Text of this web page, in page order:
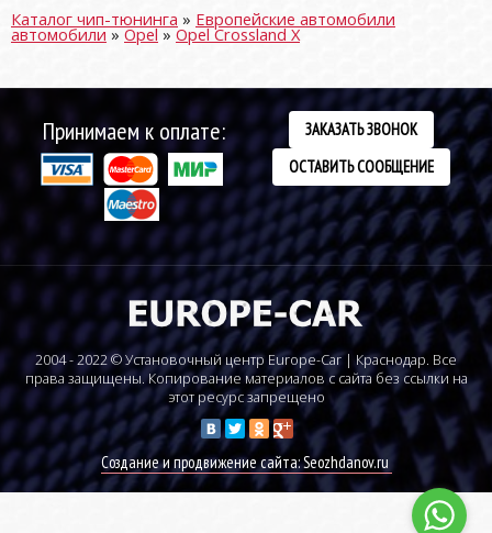
Каталог чип-тюнинга » Европейские автомобили
автомобили»Opel»Opel Crossland X
Принимаем к оплате:
ЗАКАЗАТЬ ЗВОНОК
ОСТАВИТЬ СООБЩЕНИЕ
2004 - 2022 © Установочный центр Europe-Car | Краснодар. Все
права защищены. Копирование материалов с сайта без ссылки на
этот ресурс запрещено
Создание и продвижение сайта: Seozhdanov.ru